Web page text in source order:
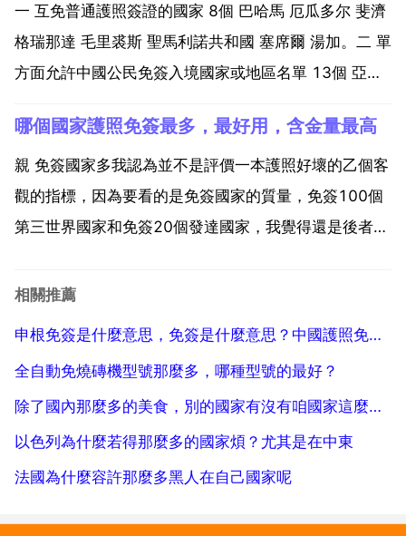
聖露西亞 ...
一 互免普通護照簽證的國家 8個 巴哈馬 厄瓜多尔 斐濟
格瑞那達 毛里裘斯 聖馬利諾共和國 塞席爾 湯加。二 單
方面允許中國公民免簽入境國家或地區名單 13個 亞洲
留尼旺。美洲 6個 安地卡及巴布達 海地 南喬治亞和南
桑威奇群島 英國海...
哪個國家護照免簽最多，最好用，含金量最高
親 免簽國家多我認為並不是評價一本護照好壞的乙個客
觀的指標，因為要看的是免簽國家的質量，免簽100個
第三世界國家和免簽20個發達國家，我覺得還是後者好
照，因為國家實力強大，信譽好，免簽的很多都是強國
相關推薦
申根免簽是什麼意思，免簽是什麼意思？中國護照免簽國家表
全自動免燒磚機型號那麼多，哪種型號的最好？
除了國內那麼多的美食，別的國家有沒有咱國家這麼多的美食，覺得如何？
以色列為什麼若得那麼多的國家煩？尤其是在中東
法國為什麼容許那麼多黑人在自己國家呢